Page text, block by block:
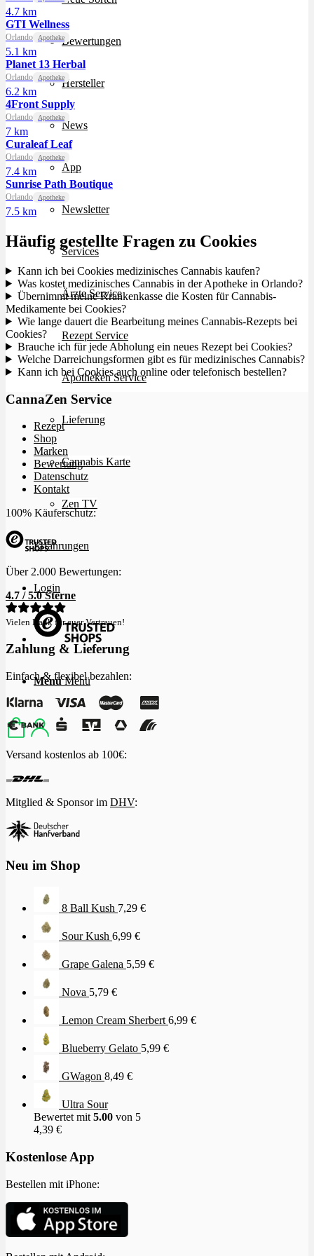
Bewertungen
Hersteller
News
App
Newsletter
Services
Ärzte Service
Rezept Service
Apotheken Service
Lieferung
Cannabis Karte
Zen TV
Erfahrungen
Login
Menü Menü
4.7 km
GTI Wellness
Orlando Apotheke
5.1 km
Planet 13 Herbal
Orlando Apotheke
6.2 km
4Front Supply
Orlando Apotheke
7 km
Curaleaf Leaf
Orlando Apotheke
7.4 km
Sunrise Path Boutique
Orlando Apotheke
7.5 km
Häufig gestellte Fragen zu Cookies
Kann ich bei Cookies medizinisches Cannabis kaufen?
Was kostet medizinisches Cannabis in der Apotheke in Orlando?
Übernimmt meine Krankenkasse die Kosten für Cannabis-
Medikamente bei Cookies?
Wie lange dauert die Bearbeitung meines Cannabis-Rezepts bei
Cookies?
Brauche ich für jede Abholung ein neues Rezept bei Cookies?
Welche Darreichungsformen gibt es für medizinisches Cannabis?
Kann ich bei Cookies auch online oder telefonisch bestellen?
CannaZen Service
Rezept
Shop
Marken
Bewertung
Datenschutz
Kontakt
100% Käuferschutz:
Über 2.000 Bewertungen:
4.7 / 5.0 Sterne
Vielen Dank für euer Vertrauen!
Zahlung & Lieferung
Einfach & flexibel bezahlen:
Versand kostenlos ab 100€:
Mitglied & Sponsor im DHV:
Neu im Shop
8 Ball Kush 7,29 €
Sour Kush 6,99 €
Grape Galena 5,59 €
Nova 5,79 €
Lemon Cream Sherbert 6,99 €
Blueberry Gelato 5,99 €
GWagon 8,49 €
Ultra Sour
Bewertet mit 5.00 von 5
4,39 €
Kostenlose App
Bestellen mit iPhone: